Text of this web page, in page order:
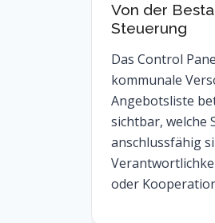
Von der
Steuerung
Das Control
kommunale
Angebotsliste
sichtbar, welche
anschlussfähig
oder